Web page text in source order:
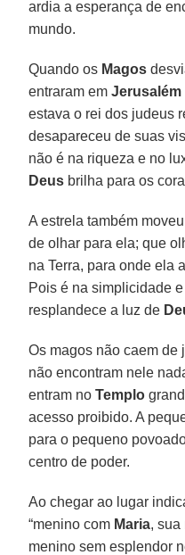
ardia a esperança de
mundo.
Quando os Magos
entraram em Jerusalém
estava o rei dos judeus
desapareceu de suas
não é na riqueza e no
Deus brilha para os
A estrela também
de olhar para ela; que
na Terra, para onde ela
Pois é na simplicidade
resplandece a luz de
Os magos não caem de
não encontram nele
entram noTemplo
acesso proibido. A
para o pequeno
centro de poder.
Ao chegar ao lugar
“menino com Maria, sua
menino sem esplendor